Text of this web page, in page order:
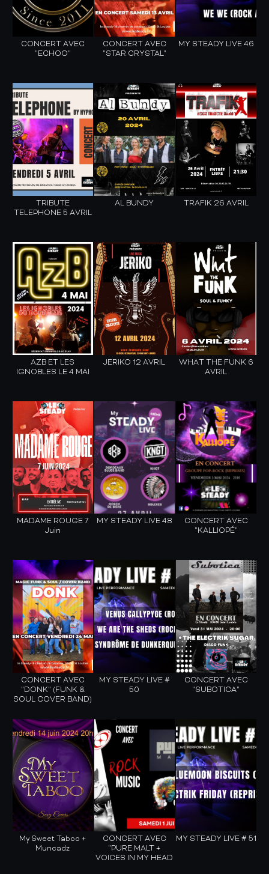
CONCERT AVEC
"ECHOO"
CONCERT AVEC
"STAR CRYSTAL"
MY STEADY LIVE 46
TRIBUTE
TELEPHONE 5 AVRIL
AL BUNDY TRAFIK 26 AVRIL
AZB ET LES
IGNOBLES LE 4 MAI
JERIKO 12 AVRIL
WHAT THE FUNK 6
AVRIL
MADAME ROUGE 7
Juin
MY STEADY LIVE 48
CONCERT AVEC
"KALLIOPÉ"
CONCERT AVEC
"DONK" (FUNK &
SOUL COVER BAND)
MY STEADY LIVE #
50
CONCERT AVEC
"SUBOTICA"
My Sweet Taboo +
Muncadz
CONCERT AVEC
"PURE MALT +
VOICES IN MY HEAD
MY STEADY LIVE # 51